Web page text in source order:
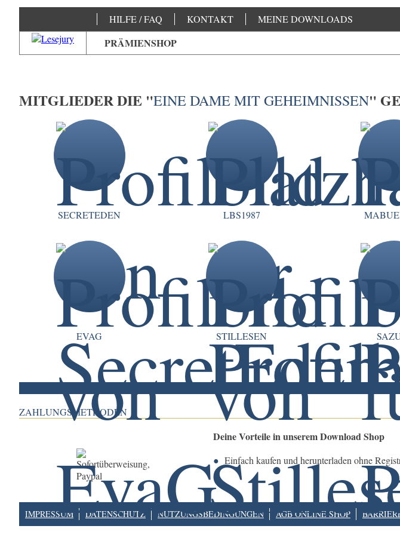
HILFE / FAQ KONTAKT MEINE DOWNLOADS
PRÄMIENSHOP
MITGLIEDER DIE "EINE DAME MIT GEHEIMNISSEN"
SECRETEDEN LBS1987
EVAG STILLESEN
ZAHLUNGSMETHODEN
Deine Vorteile in unserem Download Shop
Einfach kaufen und herunterladen ohne
IMPRESSUM DATENSCHUTZ NUTZUNGSBEDINGUNGEN AGB ONLINE SHOP